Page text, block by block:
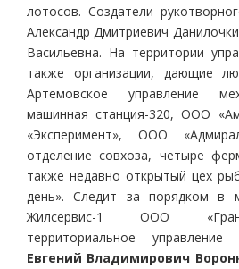
лотосов. Создатели
Александр Дмитриевич
Васильевна. На территории
также организации, дающие
Артемовское управление
машинная станция-320, ООО
«Эксперимент», ООО
отделение совхоза, четыре
также недавно открытый цех
день». Следит за порядком в
Жилсервис-1 ООО
территориальное
Евгений Владимирович